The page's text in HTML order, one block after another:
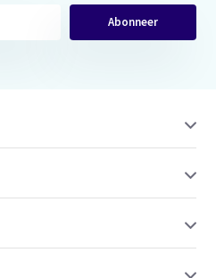
Abonneer